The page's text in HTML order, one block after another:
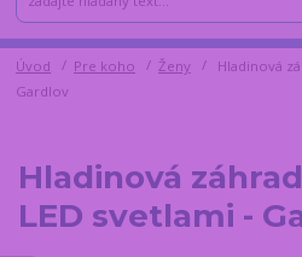
Úvod Pre koho Ženy
Hladinová
Gardlov
Hladinová
LED svetlami -